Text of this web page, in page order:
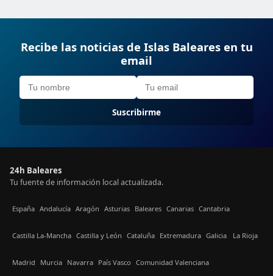
Recibe las noticias de Islas Baleares en tu
email
Suscribirme
24h Baleares
Tu fuente de información local actualizada.
España Andalucía Aragón Asturias Baleares Canarias Cantabria
Castilla La-Mancha Castilla y León Cataluña Extremadura Galicia La Rioja
Madrid Murcia Navarra País Vasco Comunidad Valenciana